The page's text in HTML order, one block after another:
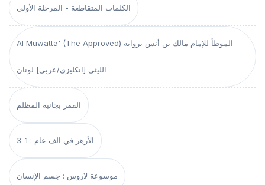
الكلمات المتقاطعة - المرحلة الأولى
Al Muwatta' (The Approved) الموطأ للإمام مالك بن أنس برواية
الليثي [انكليزي/عربي] لونان
القمر بجانبه المظلم
الأزهر في الف عام : 1-3
موسوعة لاروس : جسم الإنسان